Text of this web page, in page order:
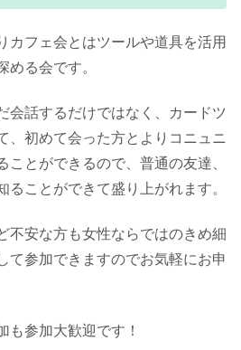
カフェ会とはツールや道具を活用
める会です。
会話するだけではなく、カードツ
、初めて会った方とよりコニュニ
ことができるので、普通の友達、
ることができて盛り上がれます。
不安な方も女性ならではのきめ細
て参加できますのでお気軽にお申
も参加大歓迎です！